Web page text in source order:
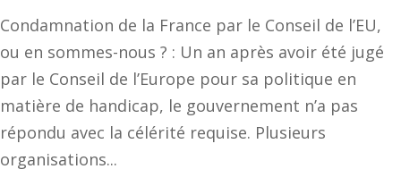
Condamnation de la France par le Conseil de l’EU,
ou en sommes-nous ? : Un an après avoir été jugé
par le Conseil de l’Europe pour sa politique en
matière de handicap, le gouvernement n’a pas
répondu avec la célérité requise. Plusieurs
organisations...